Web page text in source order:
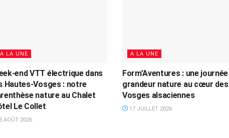
A LA UNE
end VTT électrique dans
Hautes-Vosges : notre
nature au Chalet
Le Collet
AOÛT 2026
A LA UNE
Form’Aventures : une journée
grandeur nature au cœur des
Vosges alsaciennes
17 JUILLET 2026